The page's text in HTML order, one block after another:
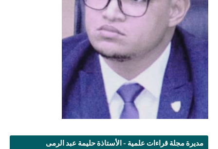
مديرة مجلة قراءات علمية - الأستاذة حليمة عبد الرمى